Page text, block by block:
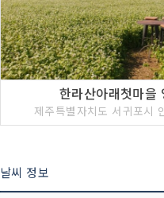
한라산아래첫마을
제주특별자치도 서귀포시
날씨 정보